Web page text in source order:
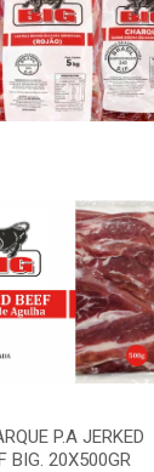
P.A JERKED
BIG. 20X500GR